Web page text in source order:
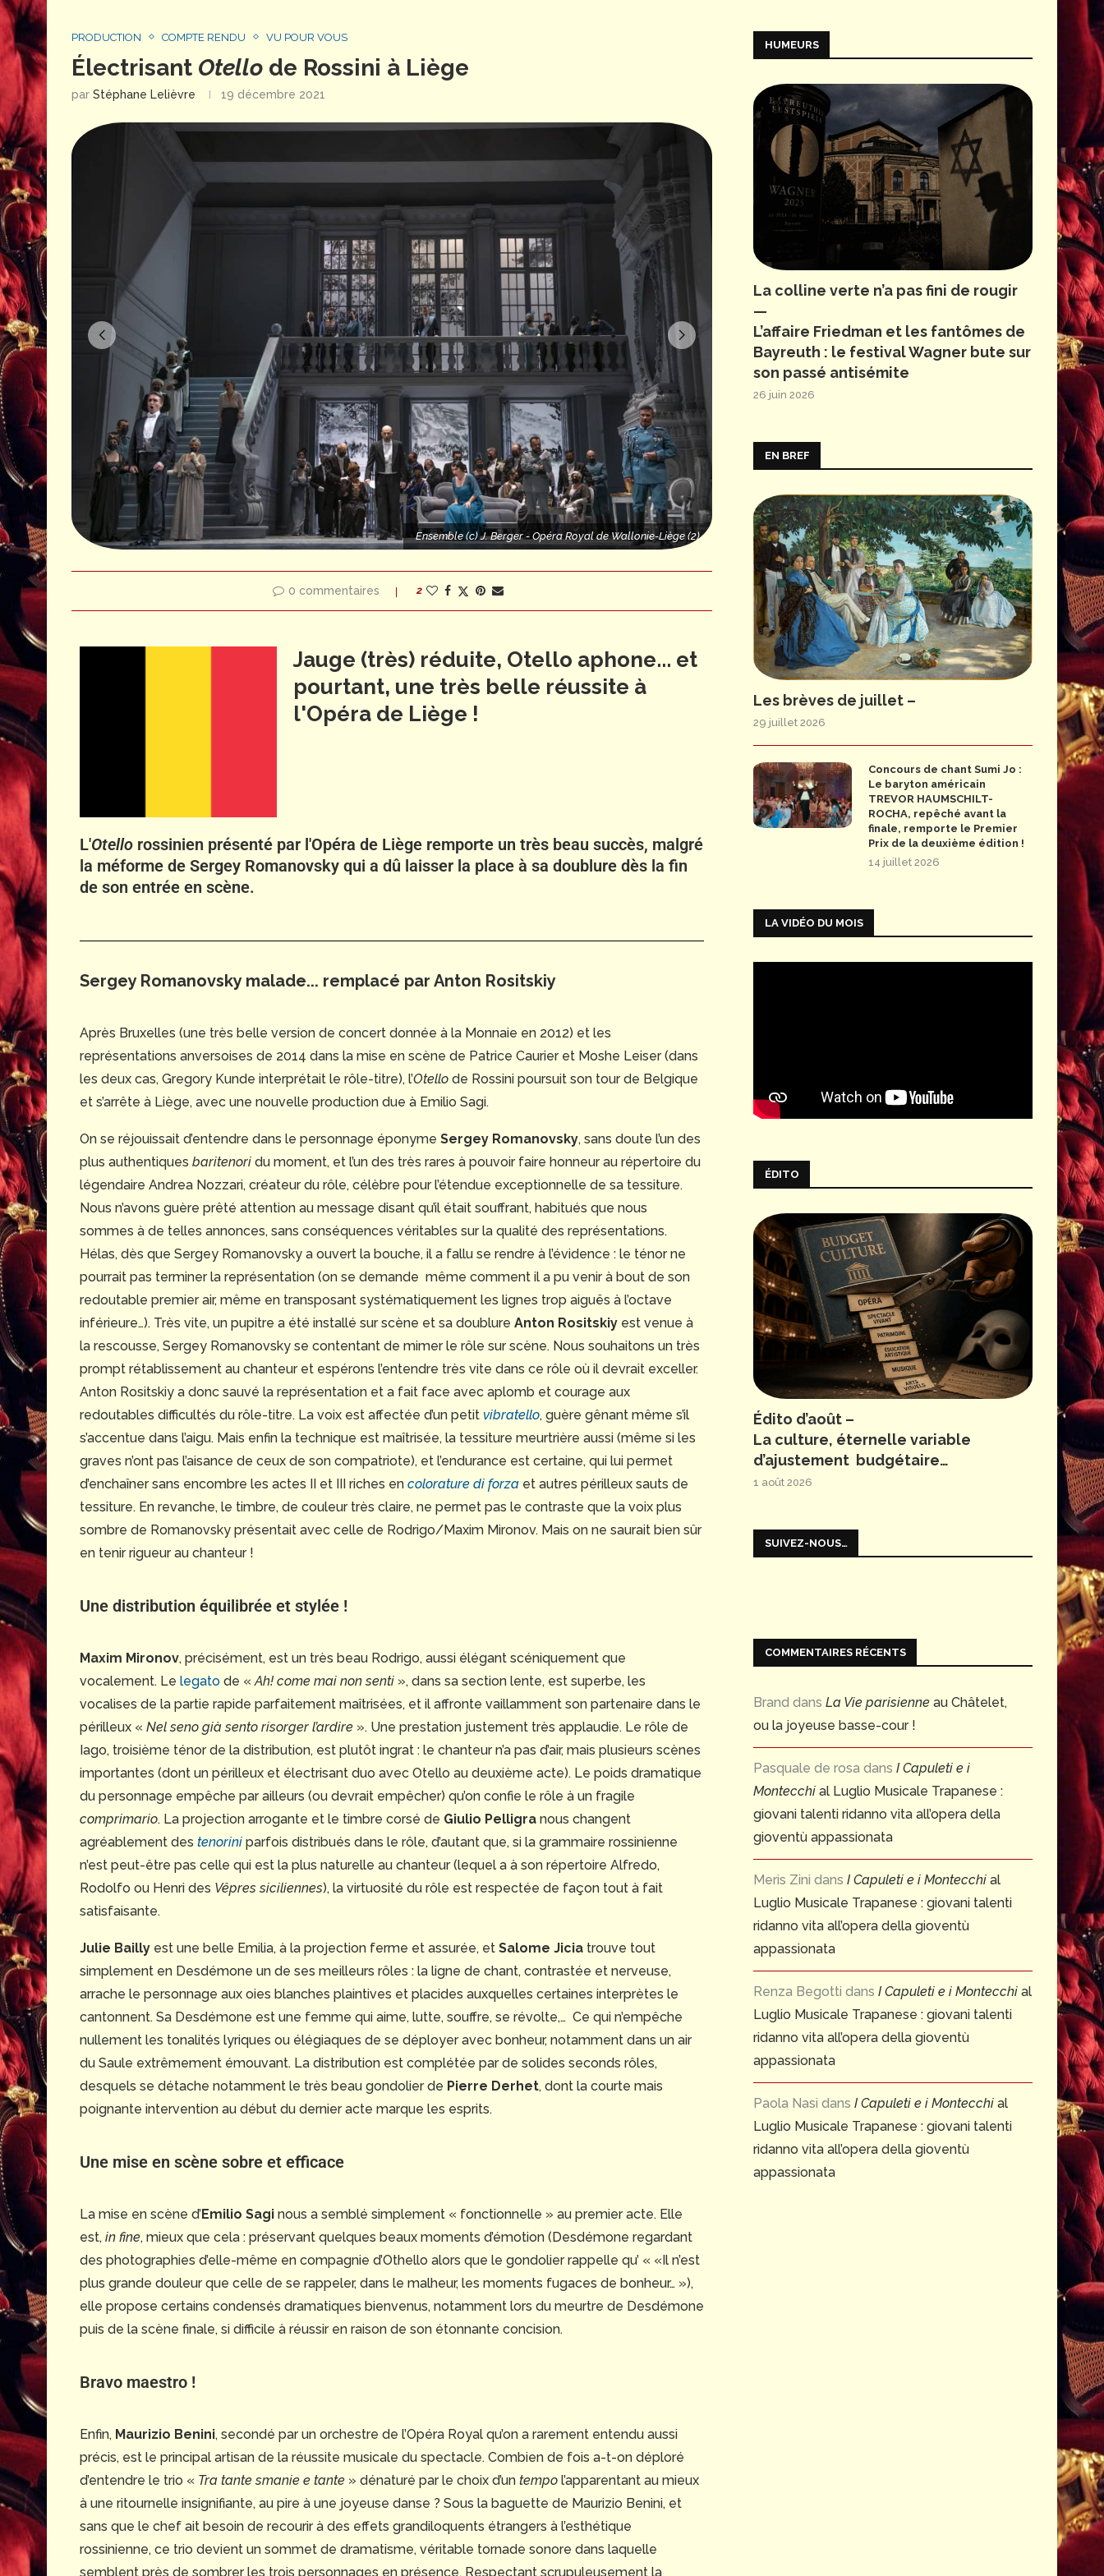
PRODUCTION COMPTE RENDU VU POUR VOUS
Électrisant Otello de Rossini à Liège
par Stéphane Lelièvre 19 décembre 2021
Ensemble (c) J. Berger - Opéra Royal de Wallonie-Liège (2)M. MIRONOV - S. JICIA (c) J. Berger - Opéra Royal de Wallonie-Liège
M. MIRONOV (c) J. Berger - Opéra Royal de Wallonie-Liège
S. JICIA - J. BAILLY (c) J. Berger - Opéra Royal de Wallonie-Liège (2)
Liège
0 commentaires 2
Jauge (très) réduite, Otello aphone... et
pourtant, une très belle réussite à
l'Opéra de Liège !
L'Otello rossinien présenté par l'Opéra de Liège remporte un très beau succès, malgré
la méforme de Sergey Romanovsky qui a dû laisser la place à sa doublure dès la fin
de son entrée en scène.
Sergey Romanovsky malade... remplacé par Anton Rositskiy
Après Bruxelles (une très belle version de concert donnée à la Monnaie en 2012) et les
représentations anversoises de 2014 dans la mise en scène de Patrice Caurier et Moshe Leiser (dans
les deux cas, Gregory Kunde interprétait le rôle-titre), l’Otello de Rossini poursuit son tour de Belgique
et s’arrête à Liège, avec une nouvelle production due à Emilio Sagi.
On se réjouissait d’entendre dans le personnage éponyme Sergey Romanovsky, sans doute l’un des
plus authentiques baritenori du moment, et l’un des très rares à pouvoir faire honneur au répertoire du
légendaire Andrea Nozzari, créateur du rôle, célèbre pour l’étendue exceptionnelle de sa tessiture.
Nous n’avons guère prêté attention au message disant qu’il était souffrant, habitués que nous
sommes à de telles annonces, sans conséquences véritables sur la qualité des représentations.
Hélas, dès que Sergey Romanovsky a ouvert la bouche, il a fallu se rendre à l’évidence : le ténor ne
pourrait pas terminer la représentation (on se demande même comment il a pu venir à bout de son
redoutable premier air, même en transposant systématiquement les lignes trop aiguës à l’octave
inférieure…). Très vite, un pupitre a été installé sur scène et sa doublure Anton Rositskiy est venue à
la rescousse, Sergey Romanovsky se contentant de mimer le rôle sur scène. Nous souhaitons un très
prompt rétablissement au chanteur et espérons l’entendre très vite dans ce rôle où il devrait exceller.
Anton Rositskiy a donc sauvé la représentation et a fait face avec aplomb et courage aux
redoutables difficultés du rôle-titre. La voix est affectée d’un petit vibratello, guère gênant même s’il
s’accentue dans l’aigu. Mais enfin la technique est maîtrisée, la tessiture meurtrière aussi (même si les
graves n’ont pas l’aisance de ceux de son compatriote), et l’endurance est certaine, qui lui permet
d’enchaîner sans encombre les actes II et III riches en colorature di forza et autres périlleux sauts de
tessiture. En revanche, le timbre, de couleur très claire, ne permet pas le contraste que la voix plus
sombre de Romanovsky présentait avec celle de Rodrigo/Maxim Mironov. Mais on ne saurait bien sûr
en tenir rigueur au chanteur !
Une distribution équilibrée et stylée !
Maxim Mironov, précisément, est un très beau Rodrigo, aussi élégant scéniquement que
vocalement. Le legato de «Ah! come mai non senti », dans sa section lente, est superbe, les
vocalises de la partie rapide parfaitement maîtrisées, et il affronte vaillamment son partenaire dans le
périlleux « Nel seno già sento risorger l’ardire ». Une prestation justement très applaudie. Le rôle de
Iago, troisième ténor de la distribution, est plutôt ingrat : le chanteur n’a pas d’air, mais plusieurs scènes
importantes (dont un périlleux et électrisant duo avec Otello au deuxième acte). Le poids dramatique
du personnage empêche par ailleurs (ou devrait empêcher) qu’on confie le rôle à un fragile
comprimario. La projection arrogante et le timbre corsé de Giulio Pelligra nous changent
agréablement des tenorini parfois distribués dans le rôle, d’autant que, si la grammaire rossinienne
n’est peut-être pas celle qui est la plus naturelle au chanteur (lequel a à son répertoire Alfredo,
Rodolfo ou Henri des Vêpres siciliennes), la virtuosité du rôle est respectée de façon tout à fait
satisfaisante.
Julie Bailly est une belle Emilia, à la projection ferme et assurée, et Salome Jicia trouve tout
simplement en Desdémone un de ses meilleurs rôles : la ligne de chant, contrastée et nerveuse,
arrache le personnage aux oies blanches plaintives et placides auxquelles certaines interprètes le
cantonnent. Sa Desdémone est une femme qui aime, lutte, souffre, se révolte,… Ce qui n’empêche
nullement les tonalités lyriques ou élégiaques de se déployer avec bonheur, notamment dans un air
du Saule extrêmement émouvant. La distribution est complétée par de solides seconds rôles,
desquels se détache notamment le très beau gondolier de Pierre Derhet, dont la courte mais
poignante intervention au début du dernier acte marque les esprits.
Une mise en scène sobre et efficace
La mise en scène d’Emilio Sagi nous a semblé simplement « fonctionnelle » au premier acte. Elle
est, in fine, mieux que cela : préservant quelques beaux moments d’émotion (Desdémone regardant
des photographies d’elle-même en compagnie d’Othello alors que le gondolier rappelle qu’ « «Il n’est
plus grande douleur que celle de se rappeler, dans le malheur, les moments fugaces de bonheur… »),
elle propose certains condensés dramatiques bienvenus, notamment lors du meurtre de Desdémone
puis de la scène finale, si difficile à réussir en raison de son étonnante concision.
Bravo maestro !
Enfin, Maurizio Benini, secondé par un orchestre de l’Opéra Royal qu’on a rarement entendu aussi
précis, est le principal artisan de la réussite musicale du spectacle. Combien de fois a-t-on déploré
d’entendre le trio « Tra tante smanie e tante » dénaturé par le choix d’un tempo l’apparentant au mieux
à une ritournelle insignifiante, au pire à une joyeuse danse ? Sous la baguette de Maurizio Benini, et
sans que le chef ait besoin de recourir à des effets grandiloquents étrangers à l’esthétique
rossinienne, ce trio devient un sommet de dramatisme, véritable tornade sonore dans laquelle
semblent près de sombrer les trois personnages en présence. Respectant scrupuleusement la
HUMEURS
La colline verte n’a pas fini de rougir
—
L’affaire Friedman et les fantômes de
Bayreuth : le festival Wagner bute sur
son passé antisémite
26 juin 2026
EN BREF
Les brèves de juillet –
29 juillet 2026
Concours de chant Sumi Jo :
Le baryton américain
TREVOR HAUMSCHILT-
ROCHA, repêché avant la
finale, remporte le Premier
Prix de la deuxième édition !
14 juillet 2026
LA VIDÉO DU MOIS
ÉDITO
Édito d’août –
La culture, éternelle variable
d’ajustement budgétaire…
1 août 2026
SUIVEZ-NOUS…
COMMENTAIRES RÉCENTS
Brand dans La Vie parisienne au Châtelet,
ou la joyeuse basse-cour !
Pasquale de rosa dans I Capuleti e i
Montecchi al Luglio Musicale Trapanese :
giovani talenti ridanno vita all’opera della
gioventù appassionata
Meris Zini dans I Capuleti e i Montecchi al
Luglio Musicale Trapanese : giovani talenti
ridanno vita all’opera della gioventù
appassionata
Renza Begotti dans I Capuleti e i Montecchi al
Luglio Musicale Trapanese : giovani talenti
ridanno vita all’opera della gioventù
appassionata
Paola Nasi dans I Capuleti e i Montecchi al
Luglio Musicale Trapanese : giovani talenti
ridanno vita all’opera della gioventù
appassionata